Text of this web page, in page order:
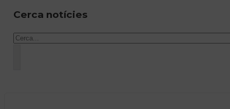
Cerca notícies
Cercar